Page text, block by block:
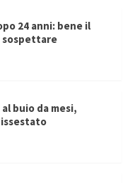
24 anni: bene il
sospettare
buio da mesi,